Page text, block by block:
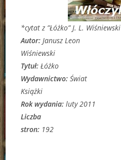
*cytat z ”Łóżko” J. L. Wiśniewski
Autor: Janusz Leon
Wiśniewski
Tytuł:Łóżko
Wydawnictwo:Świat
Książki
Rok wydania:luty 2011
Liczba
stron: 192